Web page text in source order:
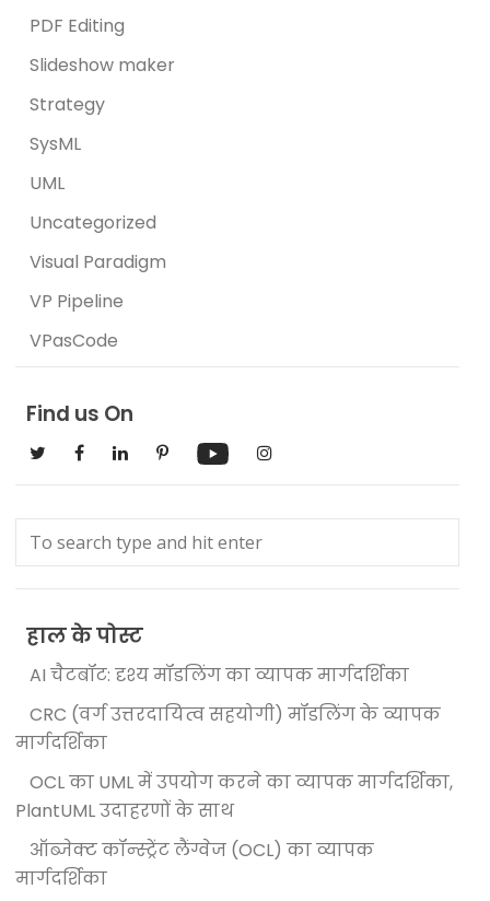
PDF Editing
Slideshow maker
Strategy
SysML
UML
Uncategorized
Visual Paradigm
VP Pipeline
VPasCode
Find us On
हाल के पोस्ट
AI चैटबॉट: दृश्य मॉडलिंग का व्यापक मार्गदर्शिका
CRC (वर्ग उत्तरदायित्व सहयोगी) मॉडलिंग के व्यापक
मार्गदर्शिका
OCL का UML में उपयोग करने का व्यापक मार्गदर्शिका,
PlantUML उदाहरणों के साथ
ऑब्जेक्ट कॉन्स्ट्रेंट लैंग्वेज (OCL) का व्यापक
मार्गदर्शिका